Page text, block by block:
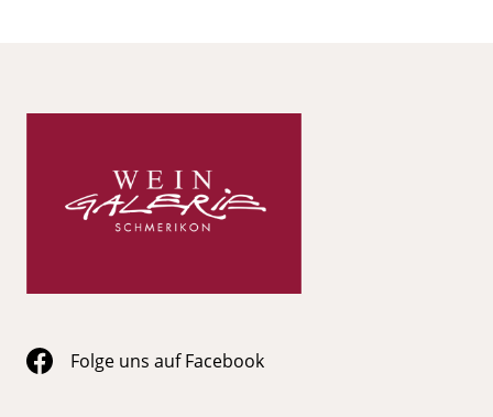
Folge uns auf Facebook